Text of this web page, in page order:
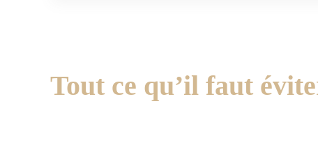
Tout ce qu’il faut